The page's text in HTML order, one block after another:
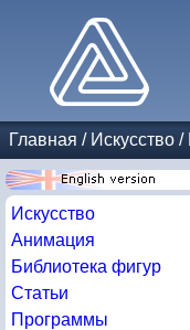
Главная / Искусство /
Искусство
Анимация
Библиотека фигур
Статьи
Программы